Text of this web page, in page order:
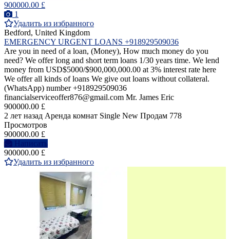
900000.00 £
1
Удалить из избранного
Bedford, United Kingdom
EMERGENCY URGENT LOANS +918929509036
Are you in need of a loan, (Money), How much money do you
need? We offer long and short term loans 1/30 years time. We lend
money from USD$5000/$900,000,000.00 at 3% interest rate here
We offer all kinds of loans We give out loans without collateral.
(WhatsApp) number +918929509036
financialserviceoffer876@gmail.com Mr. James Eric
900000.00 £
2 лет назад Аренда комнат Single New Продам 778
Просмотров
900000.00 £
Написать
900000.00 £
Удалить из избранного